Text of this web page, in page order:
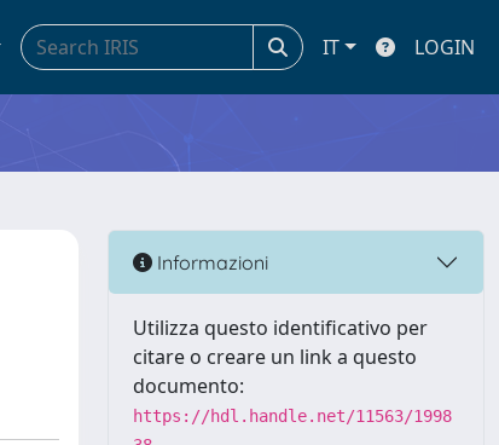
IT LOGIN
Informazioni
Utilizza questo identificativo per
citare o creare un link a questo
documento:
https://hdl.handle.net/11563/1998